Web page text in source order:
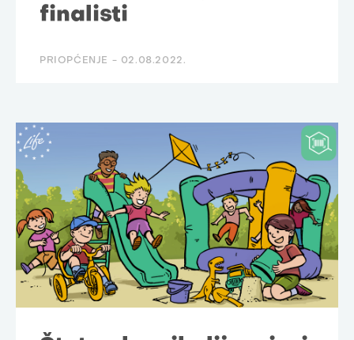
finalisti
PRIOPĆENJE - 02.08.2022.